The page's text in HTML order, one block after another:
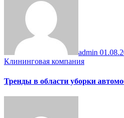
admin
Клининговая компания
Тренды в области уборки